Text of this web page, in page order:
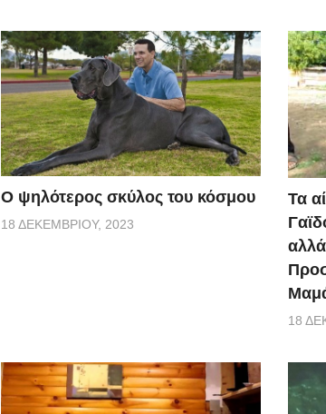
Ο ψηλότερος σκύλος του κόσμου
18 ΔΕΚΕΜΒΡΊΟΥ, 2023
Τα
18